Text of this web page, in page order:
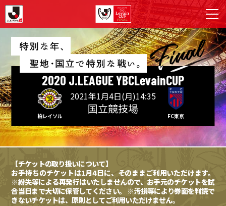
2020 J.LEAGUEYBCLevainCUP
2021年1月4日(月)14:35
国立競技場
柏レイソル FC東京
【チケットの取り扱いについて】
お手持ちのチケットは1月4日に、そのままご利用いただけます。
※紛失等による再発行はいたしませんので、お手元のチケットを試
合当日まで大切に保管してください。
※汚損等により券面を判読で
きないチケットは、原則としてご利用いただけません。